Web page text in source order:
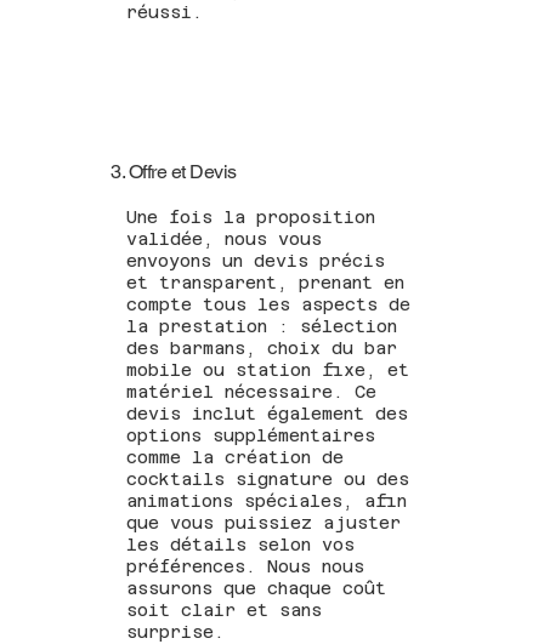
réussi.
3. Offre et Devis
Une fois la proposition
validée, nous vous
envoyons un devis précis
et transparent, prenant en
compte tous les aspects de
la prestation : sélection
des barmans, choix du bar
mobile ou station fixe, et
matériel nécessaire. Ce
devis inclut également des
options supplémentaires
comme la création de
cocktails signature ou des
animations spéciales, afin
que vous puissiez ajuster
les détails selon vos
préférences. Nous nous
assurons que chaque coût
soit clair et sans
surprise.